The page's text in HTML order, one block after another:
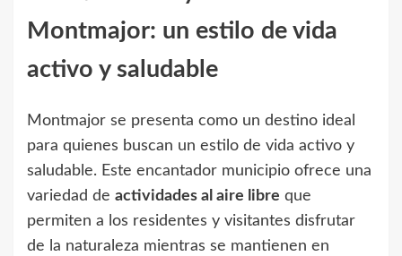
Montmajor: un estilo de vida
activo y saludable
Montmajor se presenta como un destino ideal
para quienes buscan un estilo de vida activo y
saludable. Este encantador municipio ofrece una
variedad de actividades al aire libre que
permiten a los residentes y visitantes disfrutar
de la naturaleza mientras se mantienen en